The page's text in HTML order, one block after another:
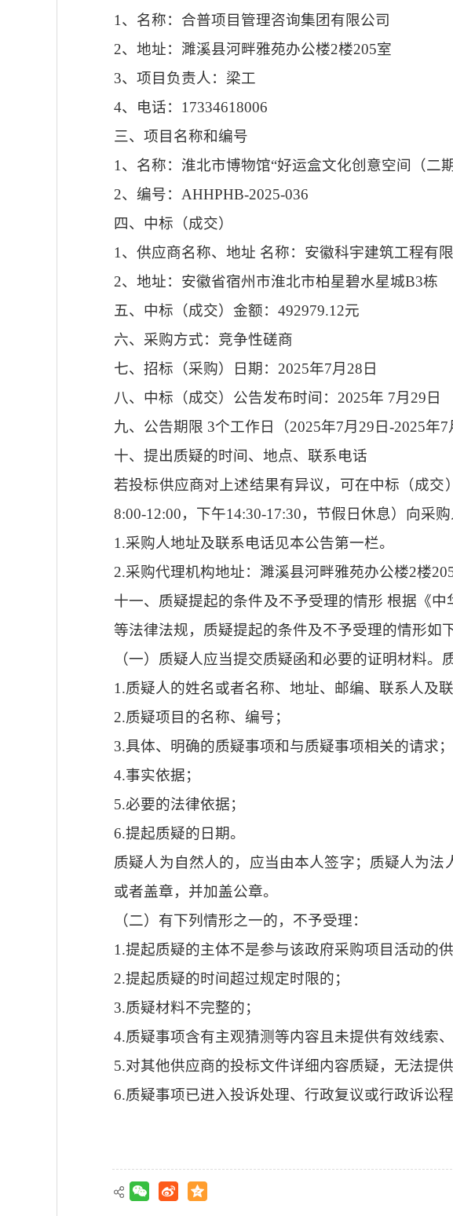
1、名称：合普项目管理咨询集团有限公司
2、地址：濉溪县河畔雅苑办公楼2楼205室
3、项目负责人：梁工
4、电话：17334618006
三、项目名称和编号
1、名称： 淮北市博物馆“好运盒文化创意空间（二
2、编号：AHHPHB-2025-036
四、中标（成交）
1、供应商名称、地址 名称： 安徽科宇建筑工程有
2、地址：安徽省宿州市淮北市柏星碧水星城B3栋
五、中标（成交）金额： 492979.12元
六、采购方式：竞争性磋商
七、招标（采购）日期： 2025年7月 28日
八、中标（成交）公告发布时间： 2025年 7月 29 日
九、公告期限 3个工作日（2025年7月 29 日 -2025年7
十、提出质疑的时间、地点、联系电话
若投标供应商对上述结果有异议，可在中标（成
8:00-12:00，下午14:30-17:30，节假日休息）向采
1.采购人地址及联系电话见本公告第一栏。
2.采购代理机构地址：濉溪县河畔雅苑办公楼2楼
十一、质疑提起的条件及不予受理的情形 根据《中
等法律法规，质疑提起的条件及不予受理的情形如下
（一）质疑人应当提交质疑函和必要的证明材料。
1.质疑人的姓名或者名称、地址、邮编、联系人及联
2.质疑项目的名称、编号；
3.具体、明确的质疑事项和与质疑事项相关的请求；
4.事实依据；
5.必要的法律依据；
6.提起质疑的日期。
质疑人为自然人的，应当由本人签字；质疑人为
或者盖章，并加盖公章。
（二）有下列情形之一的，不予受理：
1.提起质疑的主体不是参与该政府采购项目活动的供
2.提起质疑的时间超过规定时限的；
3.质疑材料不完整的；
4.质疑事项含有主观猜测等内容且未提供有效线索、
5.对其他供应商的投标文件详细内容质疑，无法提
6.质疑事项已进入投诉处理、行政复议或行政诉讼程